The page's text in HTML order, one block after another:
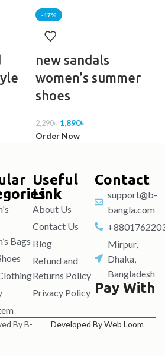
-17%
new sandals
women’s summer
shoes
2,290৳ 1,890৳
Order Now
Bags
Useful
Link
About Us
Contact Us
Blog
Refund and
Returns Policy
Privacy Policy
Contact
support@b-
bangla.com
Mirpur,
Dhaka,
Bangladesh
Pay With
By B-
Developed By Web Loom